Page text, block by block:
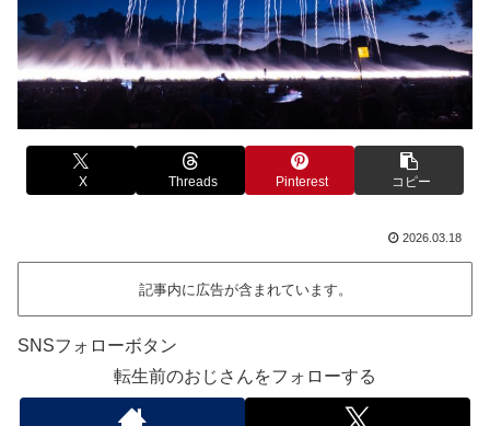
X Threads Pinterest コピー
2026.03.18
記事内に広告が含まれています。
SNSフォローボタン
転生前のおじさんをフォローする